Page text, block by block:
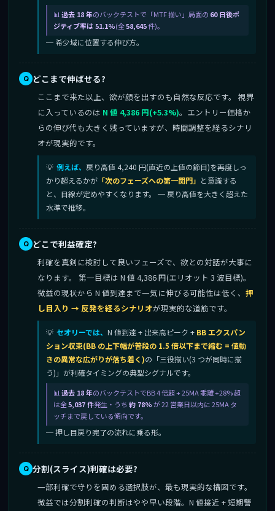
過去 18 年のバックテストで「MTF 揃い」局面の 60 日後ポ
ジティブ率は 51.1%(全58,645件)。
─ 希少域に位置する伸び方。
どこまで伸ばせる?
ここまで来た以上、欲が顔を出すのも自然な反応です。 視界
に入っているのは N 値 4,386 円(+5.3%)。エントリー価格か
らの伸び代も大きく残っていますが、時間調整を経るシナリ
オが現実的です。
例えば、 戻り高値 4,240 円(直近の上値の節目)を再度しっ
かり超えるかが 「次のフェーズへの第一関門」 と意識する
と、目線が定めやすくなります。 ─ 戻り高値を大きく超えた
水準で推移。
どこで利益確定?
利確を真剣に検討して良いフェーズで、欲との対話が大事に
なります。 第一目標は N 値 4,386 円(エリオット 3 波目標)。
微益の現状から N 値到達まで一気に伸びる可能性は低く、 押
し目入り → 反発を経るシナリオが現実的な道筋です。
セオリーでは、 N 値到達 + 出来高ピーク + BB エクスパン
ション収束(BB の上下幅が普段の 1.5 倍以下まで縮む = 値動
きの異常な広がりが落ち着く)の「三役揃い(3 つが同時に揃
う)」が利確タイミングの典型シグナルです。
過去 18 年のバックテストでBB 4 倍超 + 25MA 乖離 +28% 超
は全5,037 件発生・うち 約 78%が 22 営業日以内に 25MA タ
ッチまで戻している傾向です。
─ 押し目戻り完了の流れに乗る形。
分割(スライス)利確は必要?
一部利確で守りを固める選択肢が、最も現実的な構図です。
微益では分割利確の判断はやや早い段階。N 値接近 + 短期警